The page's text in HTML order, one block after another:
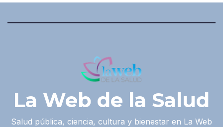
La Web de la Salud
Salud pública, ciencia, cultura y bienestar en La Web